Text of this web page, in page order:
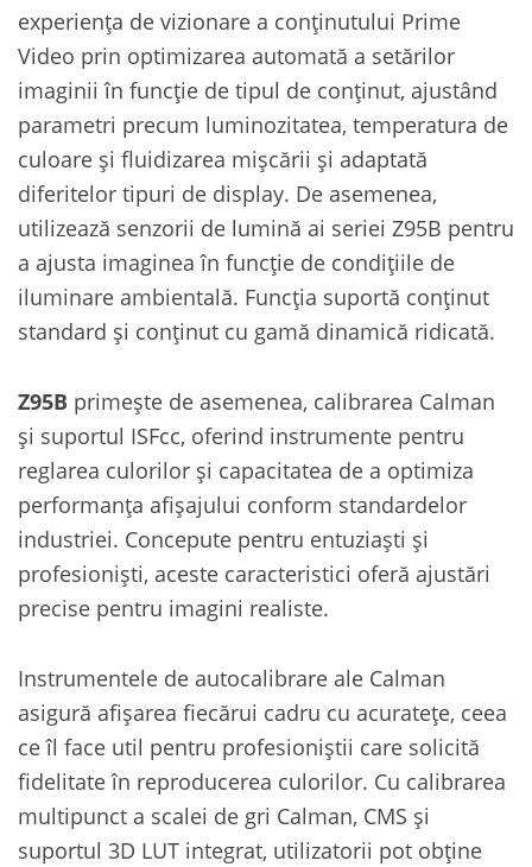
experiența de vizionare a conținutului Prime
Video prin optimizarea automată a setărilor
imaginii în funcție de tipul de conținut, ajustând
parametri precum luminozitatea, temperatura de
culoare și fluidizarea mișcării și adaptată
diferitelor tipuri de display. De asemenea,
utilizează senzorii de lumină ai seriei Z95B pentru
a ajusta imaginea în funcție de condițiile de
iluminare ambientală. Funcția suportă conținut
standard și conținut cu gamă dinamică ridicată.
Z95B primește de asemenea, calibrarea Calman
și suportul ISFcc, oferind instrumente pentru
reglarea culorilor și capacitatea de a optimiza
performanța afișajului conform standardelor
industriei. Concepute pentru entuziaști și
profesioniști, aceste caracteristici oferă ajustări
precise pentru imagini realiste.
Instrumentele de autocalibrare ale Calman
asigură afișarea fiecărui cadru cu acuratețe, ceea
ce îl face util pentru profesioniștii care solicită
fidelitate în reproducerea culorilor. Cu calibrarea
multipunct a scalei de gri Calman, CMS și
suportul 3D LUT integrat, utilizatorii pot obține